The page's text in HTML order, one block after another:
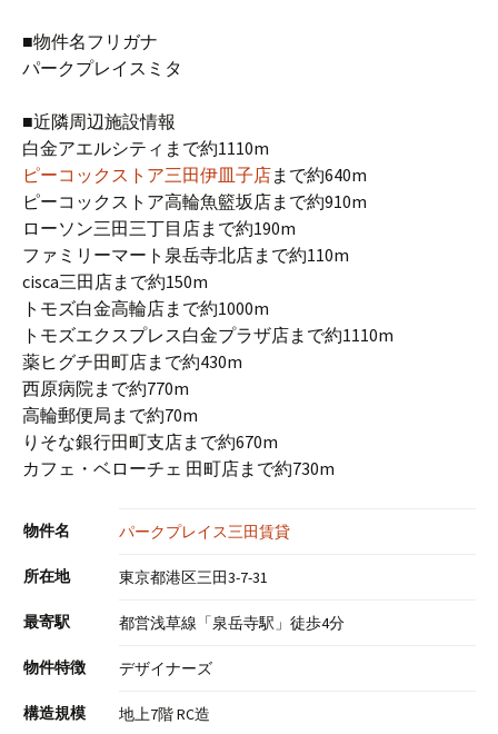
■物件名フリガナ
パークプレイスミタ
■近隣周辺施設情報
白金アエルシティまで約1110m
ピーコックストア三田伊皿子店まで約640m
ピーコックストア高輪魚籃坂店まで約910m
ローソン三田三丁目店まで約190m
ファミリーマート泉岳寺北店まで約110m
cisca三田店まで約150m
トモズ白金高輪店まで約1000m
トモズエクスプレス白金プラザ店まで約1110m
薬ヒグチ田町店まで約430m
西原病院まで約770m
高輪郵便局まで約70m
りそな銀行田町支店まで約670m
カフェ・ベローチェ 田町店まで約730m
物件名 パークプレイス三田賃貸
所在地 東京都港区三田3-7-31
最寄駅 都営浅草線「泉岳寺駅」徒歩4分
物件特徴 デザイナーズ
構造規模 地上7階 RC造